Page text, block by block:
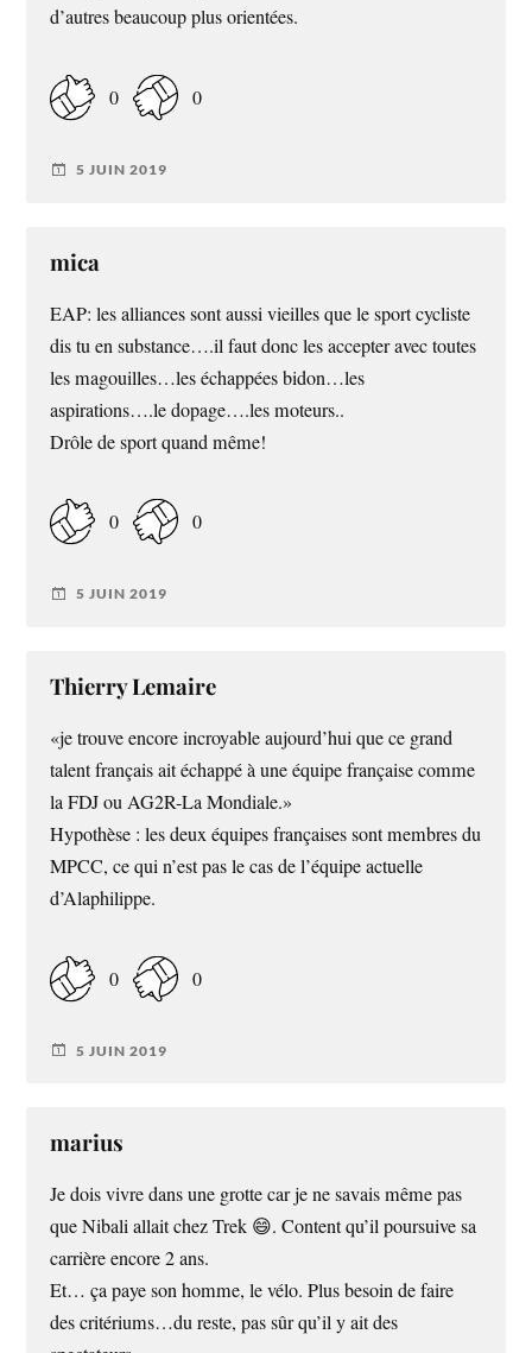
d’autres beaucoup plus orientées.
0 0
5 JUIN 2019
mica
EAP: les alliances sont aussi vieilles que le sport cycliste
dis tu en substance….il faut donc les accepter avec toutes
les magouilles…les échappées bidon…les
aspirations….le dopage….les moteurs..
Drôle de sport quand même!
0 0
5 JUIN 2019
Thierry Lemaire
«je trouve encore incroyable aujourd’hui que ce grand
talent français ait échappé à une équipe française comme
la FDJ ou AG2R-La Mondiale.»
Hypothèse : les deux équipes françaises sont membres du
MPCC, ce qui n’est pas le cas de l’équipe actuelle
d’Alaphilippe.
0 0
5 JUIN 2019
marius
Je dois vivre dans une grotte car je ne savais même pas
que Nibali allait chez Trek 😄. Content qu’il poursuive sa
carrière encore 2 ans.
Et… ça paye son homme, le vélo. Plus besoin de faire
des critériums…du reste, pas sûr qu’il y ait des